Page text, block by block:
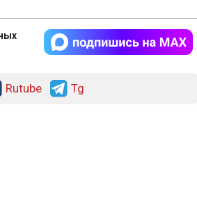
Rutube Tg